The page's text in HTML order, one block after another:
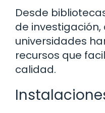
Desde
de
universidades
recursos que
calidad.